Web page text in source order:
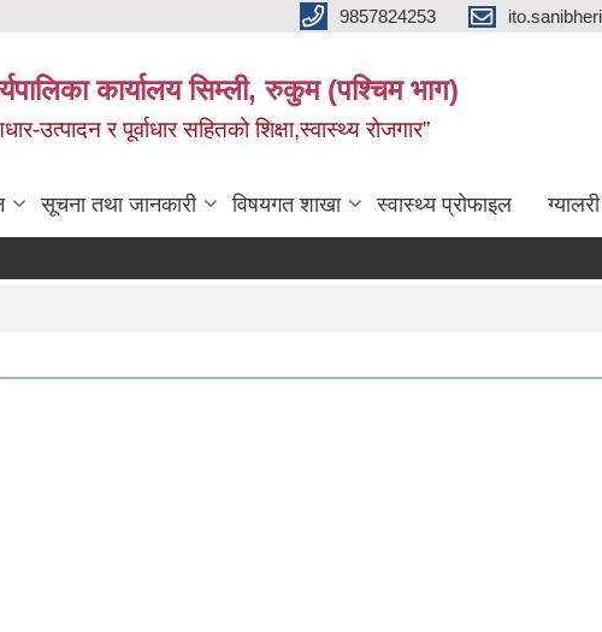
9857824253
कार्यालय सिम्ली, रुकुम (पश्चिम भाग)
उत्पादन र पूर्वाधार सहितको शिक्षा,स्वास्थ्य रोजगार”
सूचना तथा जानकारी विषयगत शाखा स्वास्थ्य प्रोफाइल ग्यालरी